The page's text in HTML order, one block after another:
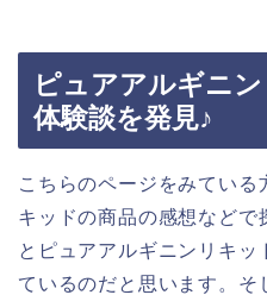
ピュアアルギニ
体験談を発見♪
こちらのページをみている
キッドの商品の感想などで
とピュアアルギニンリキッ
ているのだと思います。そ